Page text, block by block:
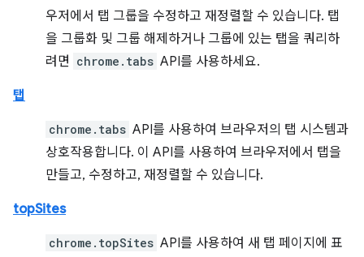
우저에서 탭 그룹을 수정하고 재정렬할 수 있습니다. 탭
을 그룹화 및 그룹 해제하거나 그룹에 있는 탭을 쿼리하
려면 chrome.tabs API를 사용하세요.
탭
chrome.tabs API를 사용하여 브라우저의 탭 시스템과
상호작용합니다. 이 API를 사용하여 브라우저에서 탭을
만들고, 수정하고, 재정렬할 수 있습니다.
topSites
chrome.topSites API를 사용하여 새 탭 페이지에 표